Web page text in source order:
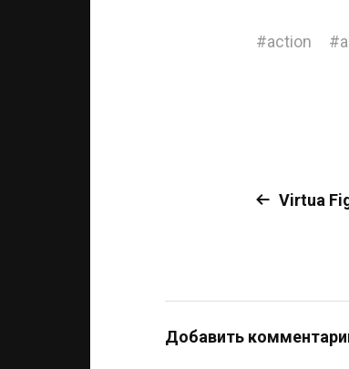
#action #
Virtua
Добавить